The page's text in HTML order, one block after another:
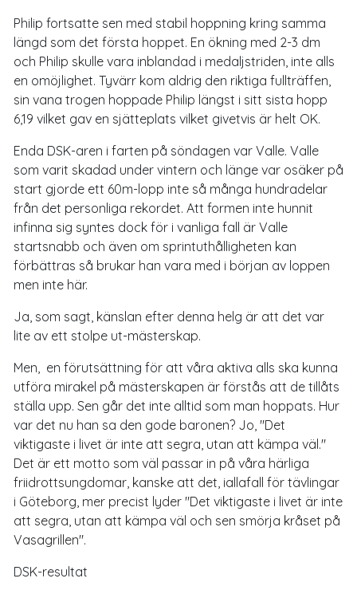
Philip fortsatte sen med stabil hoppning kring samma
längd som det första hoppet. En ökning med 2-3 dm
och Philip skulle vara inblandad i medaljstriden, inte alls
en omöjlighet. Tyvärr kom aldrig den riktiga fullträffen,
sin vana trogen hoppade Philip längst i sitt sista hopp
6,19 vilket gav en sjätteplats vilket givetvis är helt OK.
Enda DSK-aren i farten på söndagen var Valle. Valle
som varit skadad under vintern och länge var osäker på
start gjorde ett 60m-lopp inte så många hundradelar
från det personliga rekordet. Att formen inte hunnit
infinna sig syntes dock för i vanliga fall är Valle
startsnabb och även om sprintuthålligheten kan
förbättras så brukar han vara med i början av loppen
men inte här.
Ja, som sagt, känslan efter denna helg är att det var
lite av ett stolpe ut-mästerskap.
Men, en förutsättning för att våra aktiva alls ska kunna
utföra mirakel på mästerskapen är förstås att de tillåts
ställa upp. Sen går det inte alltid som man hoppats. Hur
var det nu han sa den gode baronen? Jo, "Det
viktigaste i livet är inte att segra, utan att kämpa väl."
Det är ett motto som väl passar in på våra härliga
friidrottsungdomar, kanske att det, iallafall för tävlingar
i Göteborg, mer precist lyder "Det viktigaste i livet är inte
att segra, utan att kämpa väl och sen smörja kråset på
Vasagrillen".
DSK-resultat